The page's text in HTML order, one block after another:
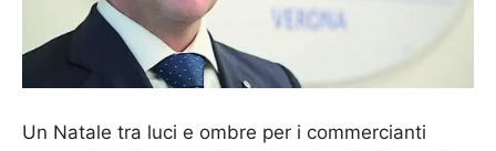
Un Natale tra luci e ombre per i commercianti